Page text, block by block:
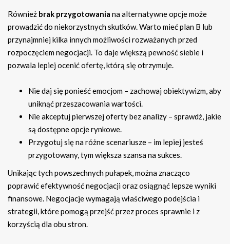
Również brak przygotowania na alternatywne opcje może
prowadzić do niekorzystnych skutków. Warto mieć plan B lub
przynajmniej kilka innych możliwości rozważanych przed
rozpoczęciem negocjacji. To daje większą pewność siebie i
pozwala lepiej ocenić ofertę, którą się otrzymuje.
Nie daj się ponieść emocjom – zachowaj obiektywizm, aby
uniknąć przeszacowania wartości.
Nie akceptuj pierwszej oferty bez analizy – sprawdź, jakie
są dostępne opcje rynkowe.
Przygotuj się na różne scenariusze – im lepiej jesteś
przygotowany, tym większa szansa na sukces.
Unikając tych powszechnych pułapek, można znacząco
poprawić efektywność negocjacji oraz osiągnąć lepsze wyniki
finansowe. Negocjacje wymagają właściwego podejścia i
strategii, które pomogą przejść przez proces sprawnie i z
korzyścią dla obu stron.